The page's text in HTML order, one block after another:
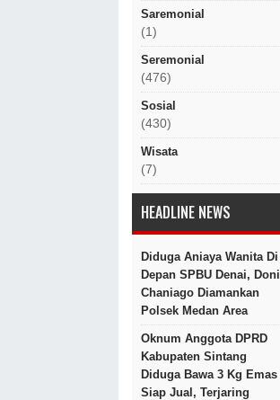
Saremonial
(1)
Seremonial
(476)
Sosial
(430)
Wisata
(7)
HEADLINE NEWS
Diduga Aniaya Wanita Di
Depan SPBU Denai, Doni
Chaniago Diamankan
Polsek Medan Area
Oknum Anggota DPRD
Kabupaten Sintang
Diduga Bawa 3 Kg Emas
Siap Jual, Terjaring